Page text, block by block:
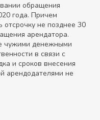
обращения
года. Причем
отсрочку не позднее 30
арендатора.
чужими денежными
в связи с
и сроков внесения
арендодателями не